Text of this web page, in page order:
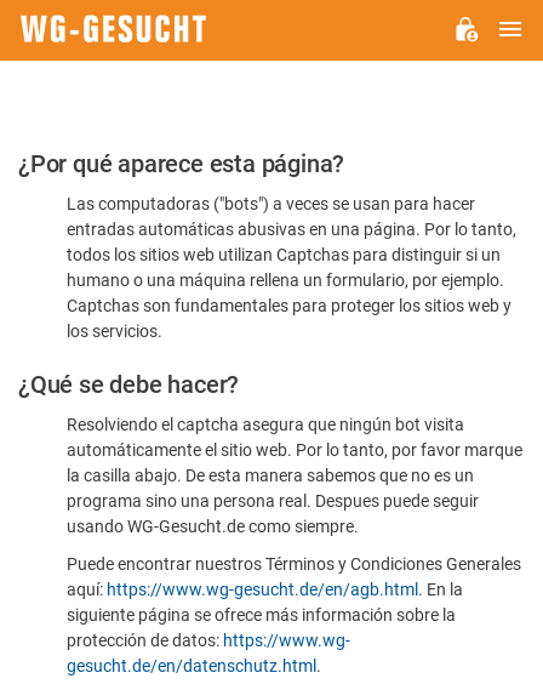
Por
favor,
confirme
humano
¿Por qué aparece esta página?
Las computadoras ("bots") a veces se usan para hacer
entradas automáticas abusivas en una página. Por lo tanto,
todos los sitios web utilizan Captchas para distinguir si un
humano o una máquina rellena un formulario, por ejemplo.
Captchas son fundamentales para proteger los sitios web y
los servicios.
¿Qué se debe hacer?
Resolviendo el captcha asegura que ningún bot visita
automáticamente el sitio web. Por lo tanto, por favor marque
la casilla abajo. De esta manera sabemos que no es un
programa sino una persona real. Despues puede seguir
usando WG-Gesucht.de como siempre.
Puede encontrar nuestros Términos y Condiciones Generales
aquí: https://www.wg-gesucht.de/en/agb.html . En la
siguiente página se ofrece más información sobre la
protección de datos: https://www.wg-
gesucht.de/en/datenschutz.html .